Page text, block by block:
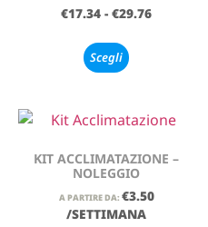
€17.34 - €29.76
Scegli
KIT ACCLIMATAZIONE –
NOLEGGIO
A PARTIRE DA: €3.50
/SETTIMANA